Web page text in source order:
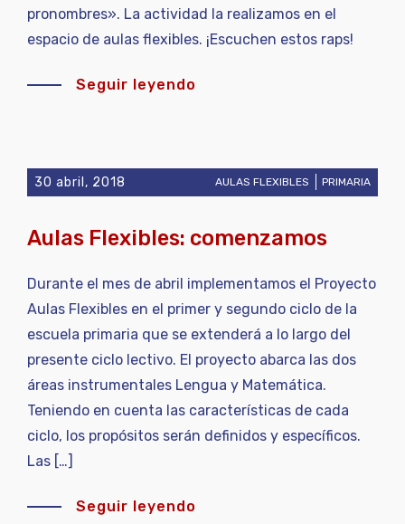
pronombres». La actividad la realizamos en el
espacio de aulas flexibles. ¡Escuchen estos raps!
Seguir leyendo
30 abril, 2018 AULAS FLEXIBLES PRIMARIA
Aulas Flexibles: comenzamos
Durante el mes de abril implementamos el Proyecto
Aulas Flexibles en el primer y segundo ciclo de la
escuela primaria que se extenderá a lo largo del
presente ciclo lectivo. El proyecto abarca las dos
áreas instrumentales Lengua y Matemática.
Teniendo en cuenta las características de cada
ciclo, los propósitos serán definidos y específicos.
Las […]
Seguir leyendo